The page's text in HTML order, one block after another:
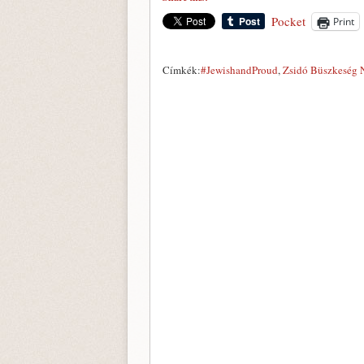
Pocket Print
Címkék:#JewishandProud,Zsidó Büszkeség